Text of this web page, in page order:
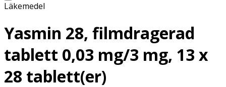
Läkemedel
Yasmin 28, filmdragerad
tablett 0,03 mg/3 mg, 13 x
28 tablett(er)